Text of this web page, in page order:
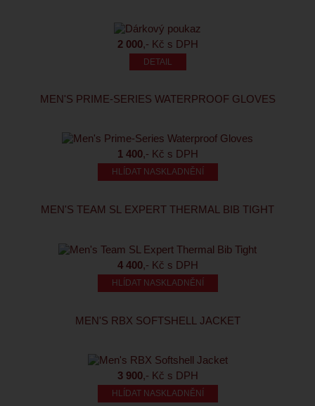
2 000,- Kč s DPH
MEN'S PRIME-SERIES WATERPROOF GLOVES
1 400,- Kč s DPH
HLÍDAT NASKLADNĚNÍ
MEN'S TEAM SL EXPERT THERMAL BIB TIGHT
4 400,- Kč s DPH
HLÍDAT NASKLADNĚNÍ
MEN'S RBX SOFTSHELL JACKET
3 900,- Kč s DPH
HLÍDAT NASKLADNĚNÍ